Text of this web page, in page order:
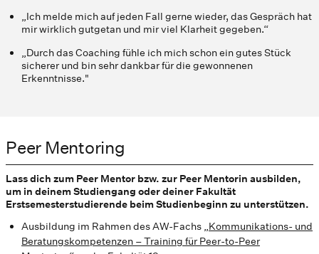
„Ich melde mich auf jeden Fall gerne wieder, das Gespräch hat
mir wirklich gutgetan und mir viel Klarheit gegeben.“
„Durch das Coaching fühle ich mich schon ein gutes Stück
sicherer und bin sehr dankbar für die gewonnenen
Erkenntnisse."
Peer Mentoring
Lass dich zum Peer Mentor bzw. zur Peer Mentorin ausbilden,
um in deinem Studiengang oder deiner Fakultät
Erstsemesterstudierende beim Studienbeginn zu unterstützen.
Ausbildung im Rahmen des AW-Fachs „Kommunikations- und
Beratungskompetenzen – Training für Peer-to-Peer